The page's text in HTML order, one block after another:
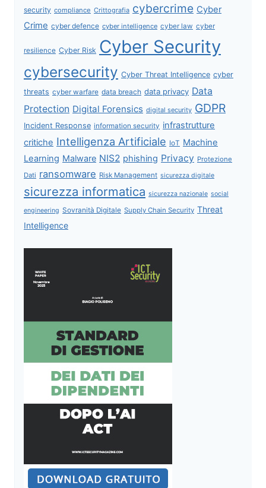
security compliance Crittografia cybercrime Cyber
Crime cyber defence cyber intelligence cyber law cyber
resilience Cyber Risk Cyber Security
cybersecurity Cyber Threat Intelligence cyber
threats cyber warfare data breach data privacy Data
Protection Digital Forensics digital security GDPR
Incident Response information security infrastrutture
critiche Intelligenza Artificiale IoT Machine
Learning Malware NIS2 phishing Privacy Protezione
Dati ransomware Risk Management sicurezza digitale
sicurezza informatica sicurezza nazionale social
engineering Sovranità Digitale Supply Chain Security Threat
Intelligence